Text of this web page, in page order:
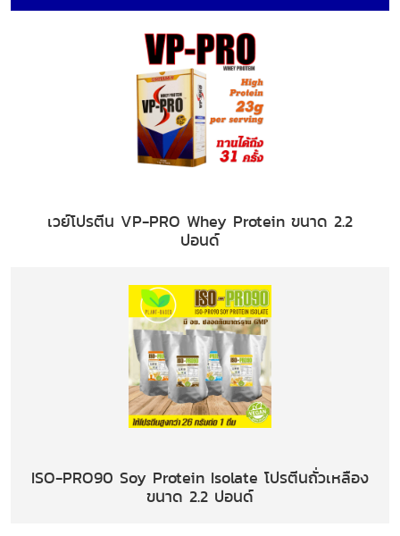
เวย์โปรตีน VP-PRO Whey Protein ขนาด 2.2
ปอนด์
ISO-PRO90 Soy Protein Isolate โปรตีนถั่วเหลือง
ขนาด 2.2 ปอนด์